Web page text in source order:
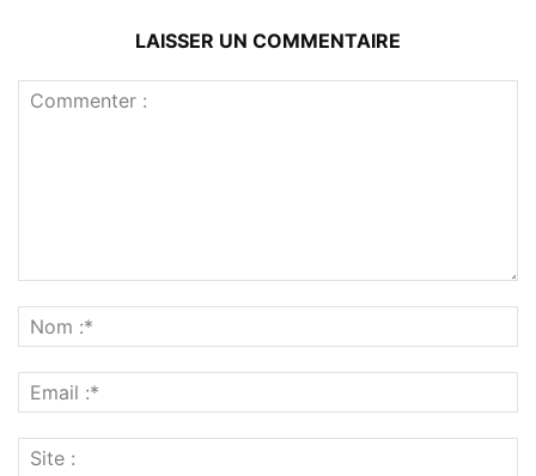
LAISSER UN COMMENTAIRE